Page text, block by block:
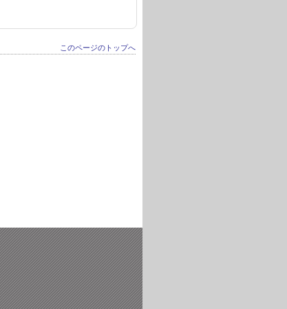
このページのトップへ